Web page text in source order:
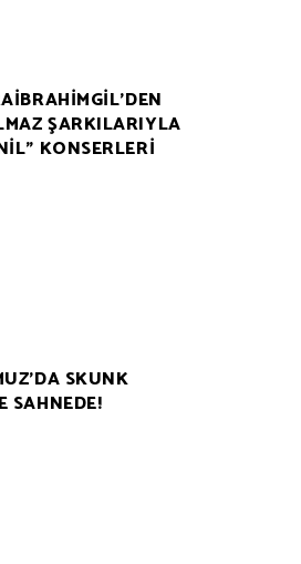
ŞARKILARIYLA
KONSERLERİ
SKUNK
SAHNEDE!